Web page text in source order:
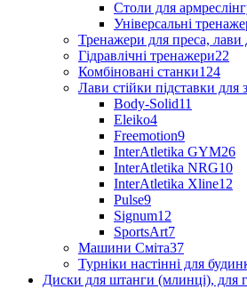
Столи для
Універсальні
Тренажери для преса,
Гідравлічні тренажери22
Комбіновані станки124
Лави стійки підставки для
Body-Solid11
Eleiko4
Freemotion9
InterAtletika GYM26
InterAtletika NRG10
InterAtletika Xline12
Pulse9
Signum12
SportsArt7
Машини Сміта37
Турніки настінні для
Диски для штанги (млинці), для